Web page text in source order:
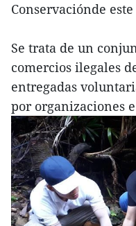
Conservaciónde
Se trata de un
comercios ilegales
entregadas
por organizaciones